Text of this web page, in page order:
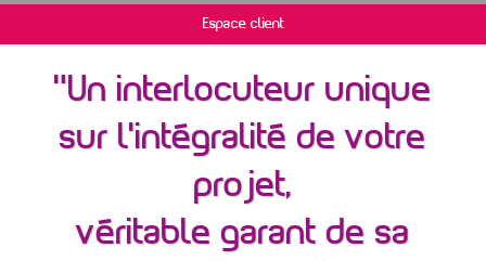
Espace client
Un interlocuteur unique
sur l’intégralité de votre
projet,
véritable garant de sa